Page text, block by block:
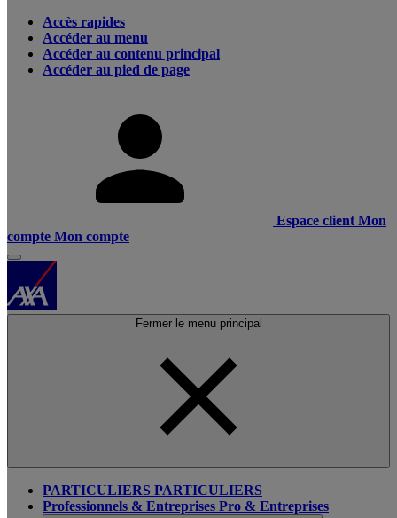
Accès rapides
Accéder au menu
Accéder au contenu principal
Accéder au pied de page
Espace client Mon
compte Mon compte
Fermer le menu principal
PARTICULIERS PARTICULIERS
Professionnels & Entreprises Pro & Entreprises